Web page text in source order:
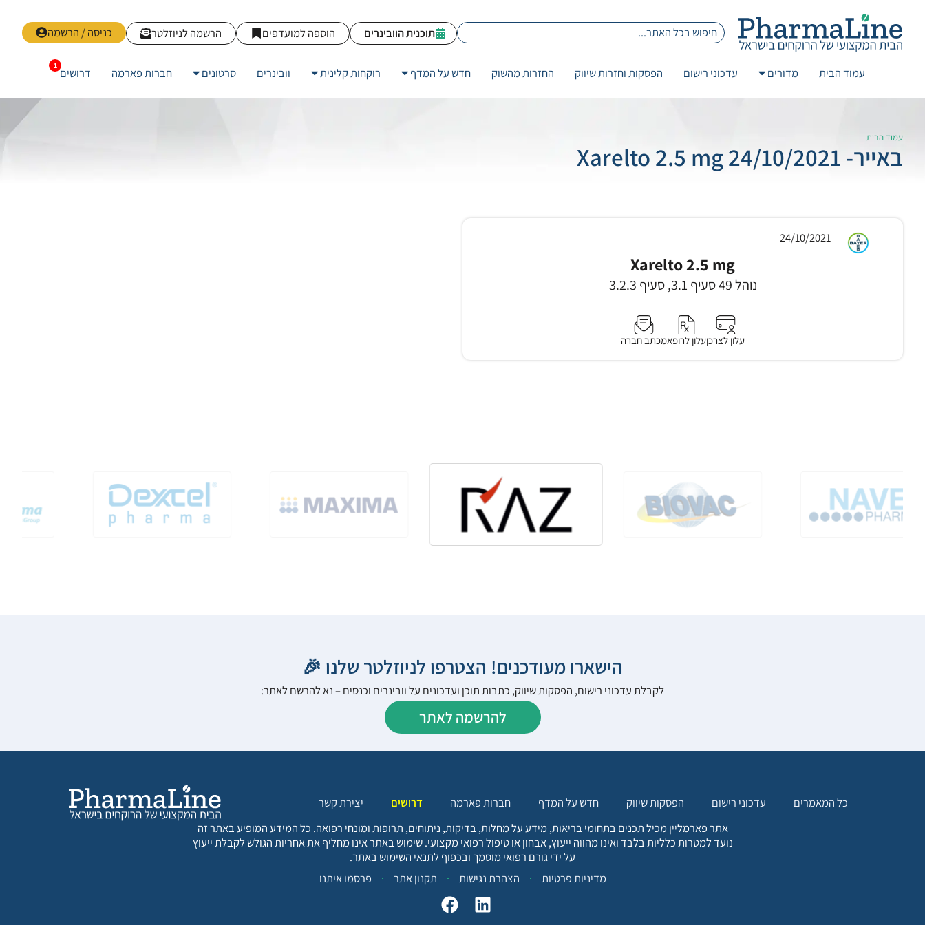
כניסה / הרשמה הרשמה לניוזלטר הוספה למועדפים תוכנית הוובינרים
עמוד הבית מדורים עדכוני רישום הפסקות וחזרות שיווק החזרות מהשוק חדש על המדף רוקחות קלינית וובינרים סרטונים חברות פארמה דרושים
עמוד הבית
באייר- 24/10/2021 Xarelto 2.5 mg
24/10/2021
Xarelto 2.5 mg
נוהל 49 סעיף 3.1, סעיף 3.2.3
עלון לצרכןעלון לרופאמכתב חברה
הישארו מעודכנים! הצטרפו לניוזלטר שלנו 🎉
לקבלת עדכוני רישום, הפסקות שיווק, כתבות תוכן ועדכונים על וובינרים וכנסים – נא להרשם לאתר:
להרשמה לאתר
כל המאמרים עדכוני רישום הפסקות שיווק חדש על המדף חברות פארמה דרושים
יצירת קשר
אתר פארמליין מכיל תכנים בתחומי בריאות, מידע על מחלות, בדיקות, ניתוחים, תרופות ומונחי רפואה. כל המידע המופיע באתר זה
נועד למטרות כלליות בלבד ואינו מהווה ייעוץ, אבחון או טיפול רפואי מקצועי. שימוש באתר אינו מחליף את אחריות הגולש לקבלת ייעוץ
על ידי גורם רפואי מוסמך ובכפוף לתנאי השימוש באתר.
מדיניות פרטיות
הצהרת נגישות תקנון אתר פרסמו איתנו